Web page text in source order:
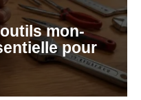
mon-
pour